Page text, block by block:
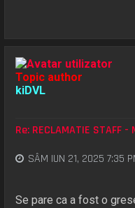
Topic author
kiDVL
Re: RECLAMATIE STAFF
SÂM IUN 21, 2025 7:35
Se pare ca a fost o